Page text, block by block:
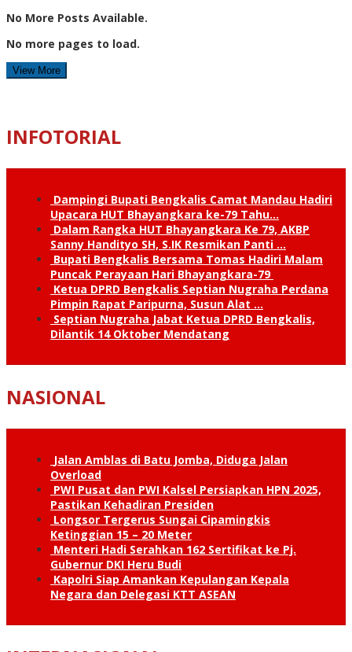
No More Posts Available.
No more pages to load.
View More
INFOTORIAL
Dampingi Bupati Bengkalis Camat Mandau Hadiri
Upacara HUT Bhayangkara ke-79 Tahu…
Dalam Rangka HUT Bhayangkara Ke 79, AKBP
Sanny Handityo SH, S.IK Resmikan Panti …
Bupati Bengkalis Bersama Tomas Hadiri Malam
Puncak Perayaan Hari Bhayangkara-79
Ketua DPRD Bengkalis Septian Nugraha Perdana
Pimpin Rapat Paripurna, Susun Alat …
Septian Nugraha Jabat Ketua DPRD Bengkalis,
Dilantik 14 Oktober Mendatang
NASIONAL
Jalan Amblas di Batu Jomba, Diduga Jalan
Overload
PWI Pusat dan PWI Kalsel Persiapkan HPN 2025,
Pastikan Kehadiran Presiden
Longsor Tergerus Sungai Cipamingkis
Ketinggian 15 – 20 Meter
Menteri Hadi Serahkan 162 Sertifikat ke Pj.
Gubernur DKI Heru Budi
Kapolri Siap Amankan Kepulangan Kepala
Negara dan Delegasi KTT ASEAN